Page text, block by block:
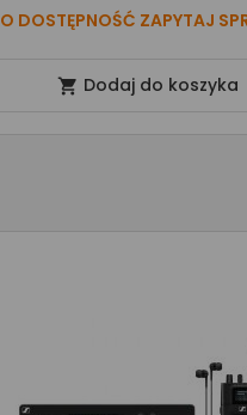
O DOSTĘPNOŚĆ ZAPYTAJ
 Dodaj do koszyka